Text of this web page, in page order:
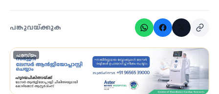
പങ്കുവയ്ക്കുക
പരസ്യം